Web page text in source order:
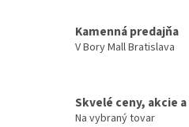
Kamenná predajňa
V Bory Mall Bratislava
Skvelé ceny, akcie
Na vybraný tovar